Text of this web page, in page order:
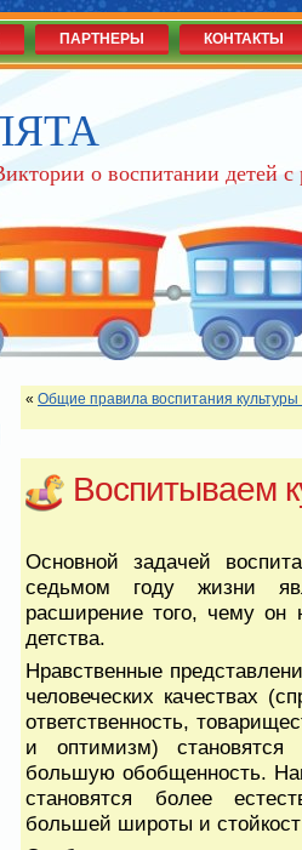
о воспитании детей
ПАРТНЕРЫ КОНТАКТЫ
« Общие правила воспитания
Воспитываем
Основной задачей
седьмом году жизни
расширение того, чему он
детства.
Нравственные
человеческих качествах
ответственность,
и оптимизм)
большую обобщенность.
становятся более
большей широты и